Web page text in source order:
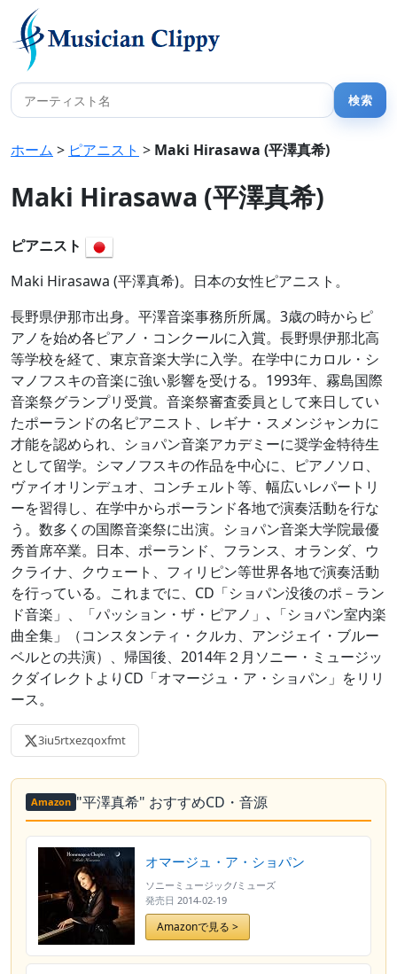
ホーム > ピアニスト > Maki Hirasawa (平澤真希)
Maki Hirasawa (平澤真希)
ピアニスト
Maki Hirasawa (平澤真希)。日本の女性ピアニスト。
長野県伊那市出身。平澤音楽事務所所属。3歳の時からピ
アノを始め各ピアノ・コンクールに入賞。長野県伊那北高
等学校を経て、東京音楽大学に入学。在学中にカロル・シ
マノフスキの音楽に強い影響を受ける。1993年、霧島国際
音楽祭グランプリ受賞。音楽祭審査委員として来日してい
たポーランドの名ピアニスト、レギナ・スメンジャンカに
才能を認められ、ショパン音楽アカデミーに奨学金特待生
として留学。シマノフスキの作品を中心に、ピアノソロ、
ヴァイオリンデュオ、コンチェルト等、幅広いレパートリ
ーを習得し、在学中からポーランド各地で演奏活動を行な
う。数多くの国際音楽祭に出演。ショパン音楽大学院最優
秀首席卒業。日本、ポーランド、フランス、オランダ、ウ
クライナ、クウェート、フィリピン等世界各地で演奏活動
を行っている。これまでに、CD「ショパン没後のポ－ラン
ド音楽」、「パッション・ザ・ピアノ」､「ショパン室内楽
曲全集」（コンスタンティ・クルカ、アンジェイ・ブルー
ベルとの共演）、帰国後、2014年２月ソニー・ミュージッ
クダイレクトよりCD「オマージュ・ア・ショパン」をリリ
ース。
3iu5rtxezqoxfmt
Amazon "平澤真希" おすすめCD・音源
オマージュ・ア・ショパン
ソニーミュージック/ミューズ
発売日 2014-02-19
Amazonで見る >